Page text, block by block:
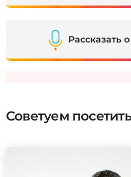
Рассказать
Советуем посетить